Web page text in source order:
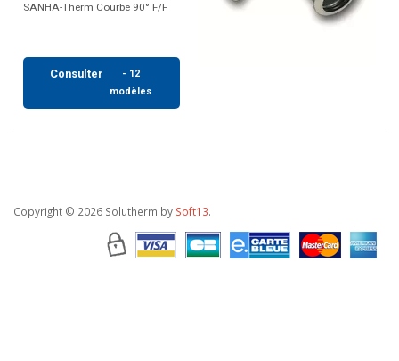
SANHA-Therm Courbe 90° F/F
Consulter
- 12
modèles
Copyright © 2026 Solutherm by Soft13.